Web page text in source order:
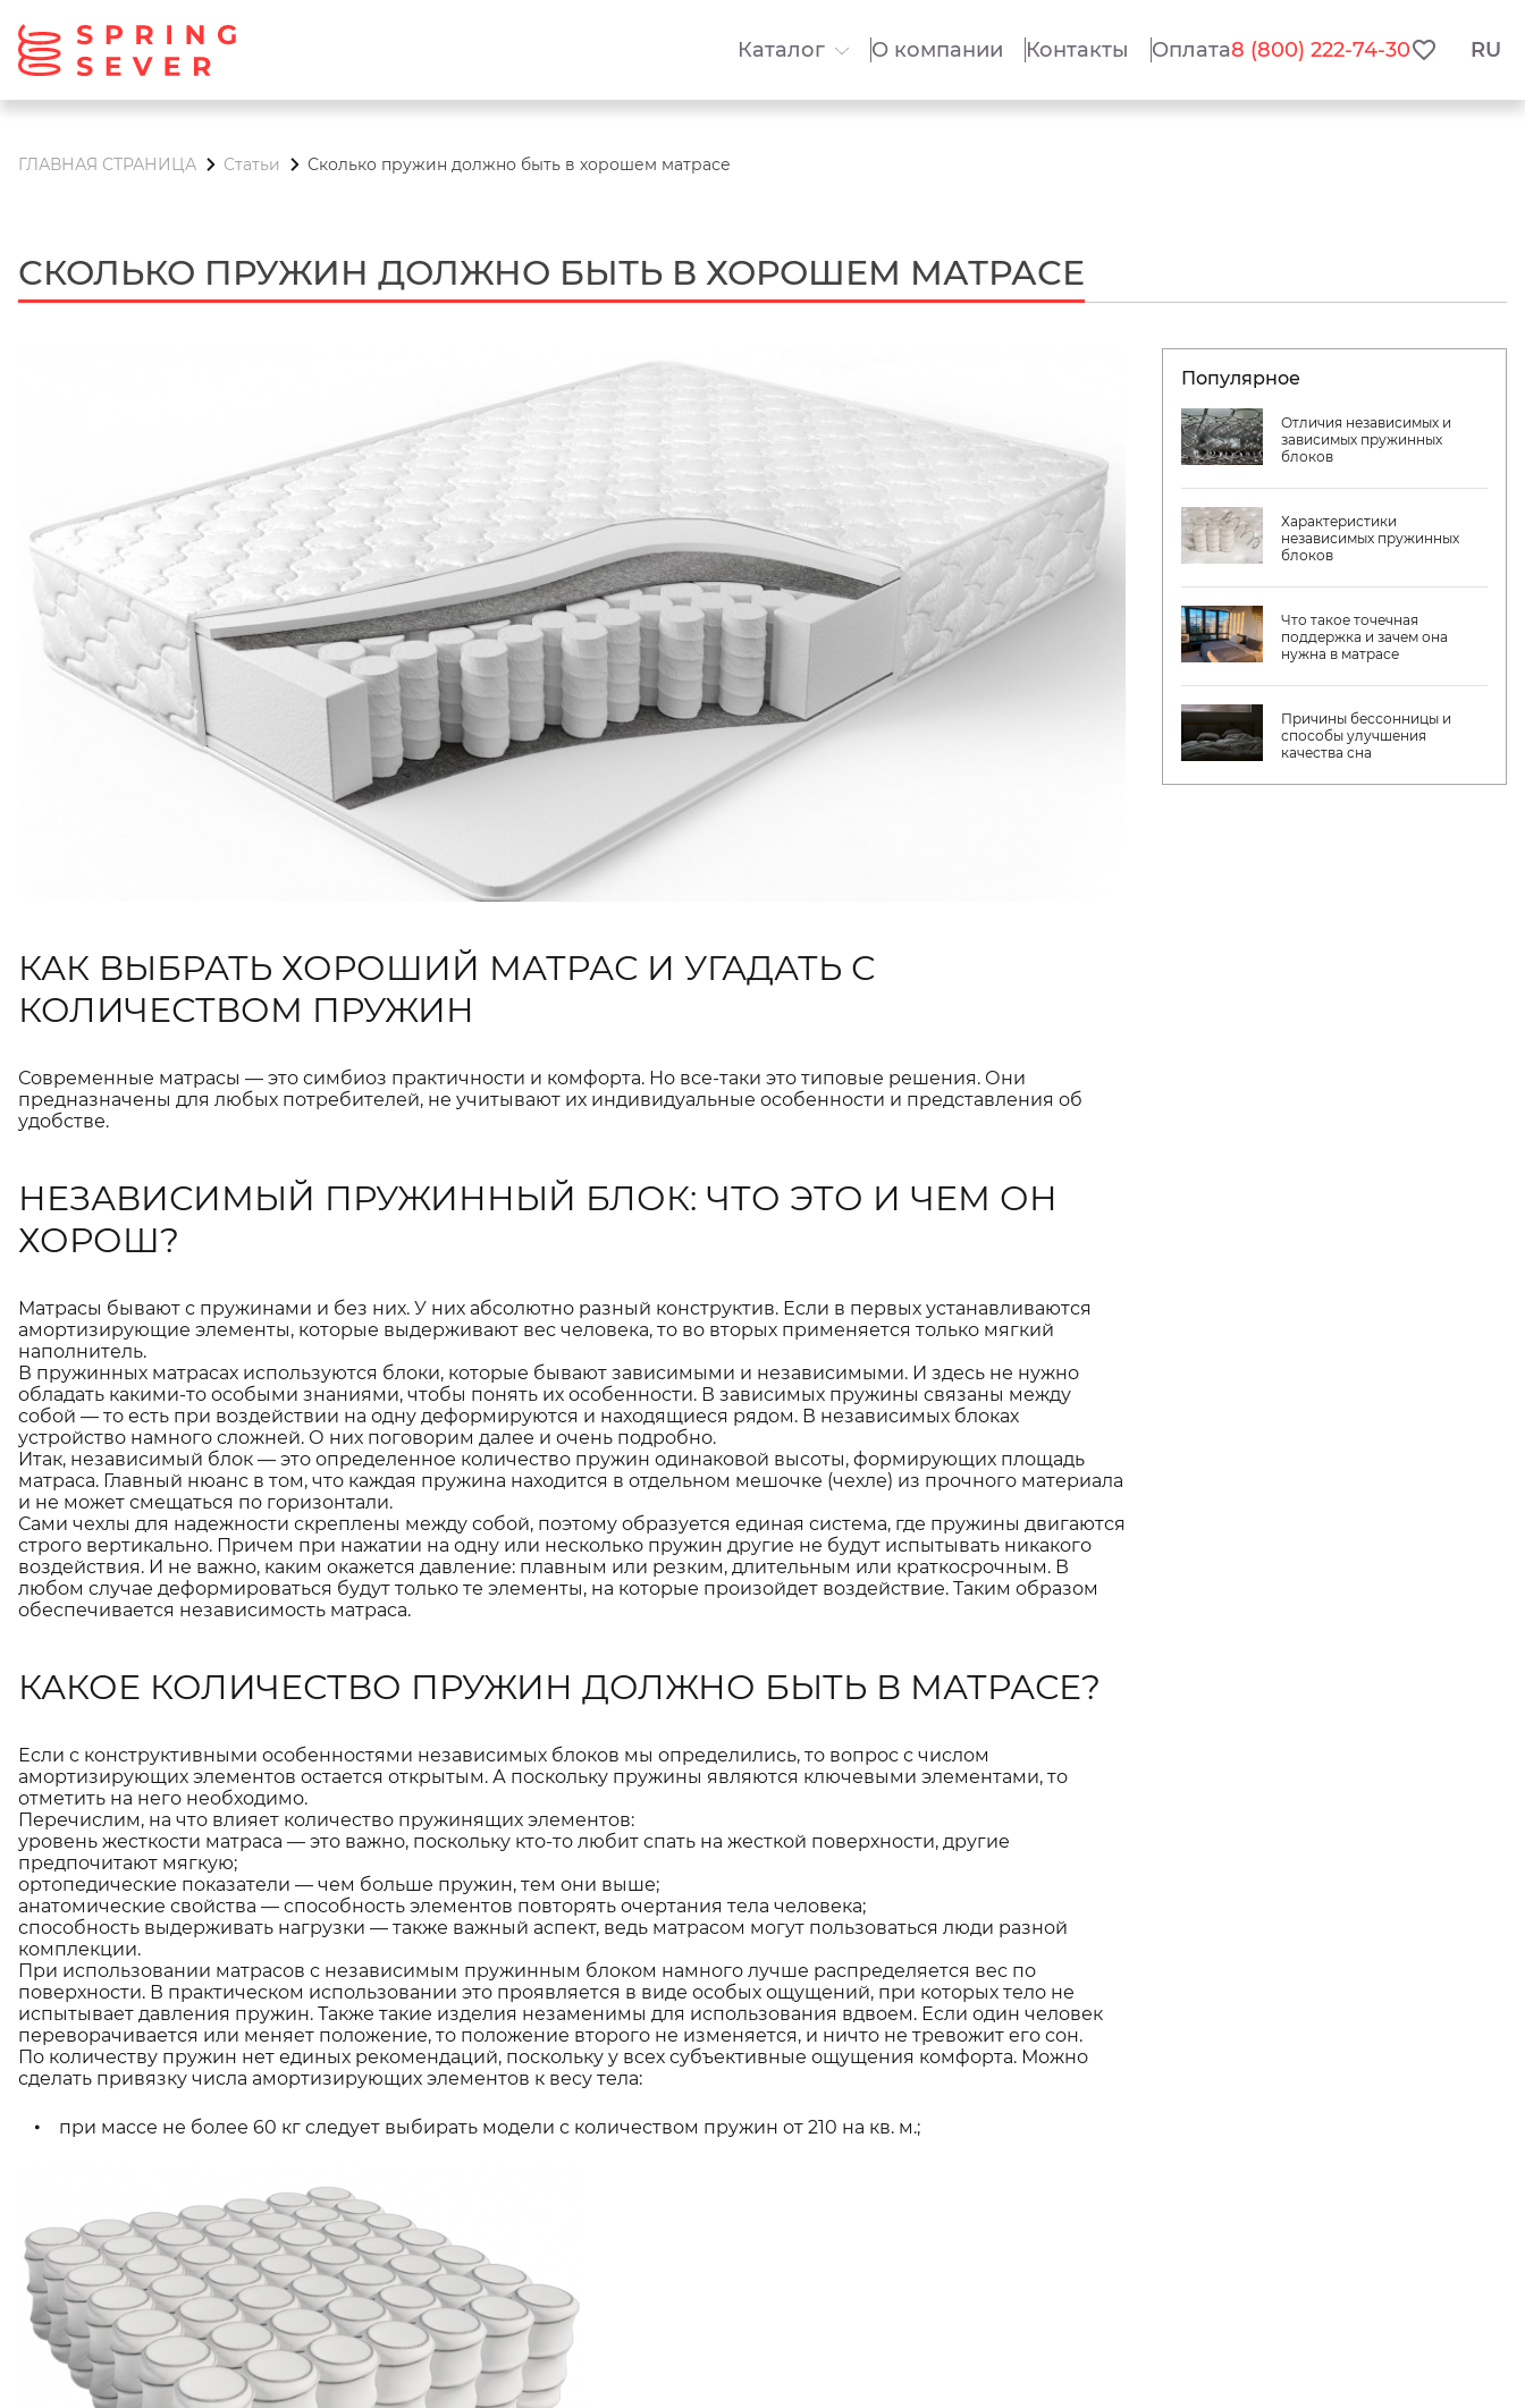
Каталог О компании Контакты Оплата8 (800) 222-74-30 RU
ГЛАВНАЯ СТРАНИЦА Статьи Сколько пружин должно быть в хорошем матрасе
СКОЛЬКО ПРУЖИН ДОЛЖНО БЫТЬ В ХОРОШЕМ МАТРАСЕ
КАК ВЫБРАТЬ ХОРОШИЙ МАТРАС И УГАДАТЬ С
КОЛИЧЕСТВОМ ПРУЖИН
Современные матрасы — это симбиоз практичности и комфорта. Но все-таки это типовые решения. Они
предназначены для любых потребителей, не учитывают их индивидуальные особенности и представления об
удобстве.
НЕЗАВИСИМЫЙ ПРУЖИННЫЙ БЛОК: ЧТО ЭТО И ЧЕМ ОН
ХОРОШ?
Матрасы бывают с пружинами и без них. У них абсолютно разный конструктив. Если в первых устанавливаются
амортизирующие элементы, которые выдерживают вес человека, то во вторых применяется только мягкий
наполнитель.
В пружинных матрасах используются блоки, которые бывают зависимыми и независимыми. И здесь не нужно
обладать какими-то особыми знаниями, чтобы понять их особенности. В зависимых пружины связаны между
собой — то есть при воздействии на одну деформируются и находящиеся рядом. В независимых блоках
устройство намного сложней. О них поговорим далее и очень подробно.
Итак, независимый блок — это определенное количество пружин одинаковой высоты, формирующих площадь
матраса. Главный нюанс в том, что каждая пружина находится в отдельном мешочке (чехле) из прочного материала
и не может смещаться по горизонтали.
Сами чехлы для надежности скреплены между собой, поэтому образуется единая система, где пружины двигаются
строго вертикально. Причем при нажатии на одну или несколько пружин другие не будут испытывать никакого
воздействия. И не важно, каким окажется давление: плавным или резким, длительным или краткосрочным. В
любом случае деформироваться будут только те элементы, на которые произойдет воздействие. Таким образом
обеспечивается независимость матраса.
КАКОЕ КОЛИЧЕСТВО ПРУЖИН ДОЛЖНО БЫТЬ В МАТРАСЕ?
Если с конструктивными особенностями независимых блоков мы определились, то вопрос с числом
амортизирующих элементов остается открытым. А поскольку пружины являются ключевыми элементами, то
отметить на него необходимо.
Перечислим, на что влияет количество пружинящих элементов:
уровень жесткости матраса — это важно, поскольку кто-то любит спать на жесткой поверхности, другие
предпочитают мягкую;
ортопедические показатели — чем больше пружин, тем они выше;
анатомические свойства — способность элементов повторять очертания тела человека;
способность выдерживать нагрузки — также важный аспект, ведь матрасом могут пользоваться люди разной
комплекции.
При использовании матрасов с независимым пружинным блоком намного лучше распределяется вес по
поверхности. В практическом использовании это проявляется в виде особых ощущений, при которых тело не
испытывает давления пружин. Также такие изделия незаменимы для использования вдвоем. Если один человек
переворачивается или меняет положение, то положение второго не изменяется, и ничто не тревожит его сон.
По количеству пружин нет единых рекомендаций, поскольку у всех субъективные ощущения комфорта. Можно
сделать привязку числа амортизирующих элементов к весу тела:
при массе не более 60 кг следует выбирать модели с количеством пружин от 210 на кв. м.;
Популярное
Отличия независимых и
зависимых пружинных
блоков
Характеристики
независимых пружинных
блоков
Что такое точечная
поддержка и зачем она
нужна в матрасе
Причины бессонницы и
способы улучшения
качества сна